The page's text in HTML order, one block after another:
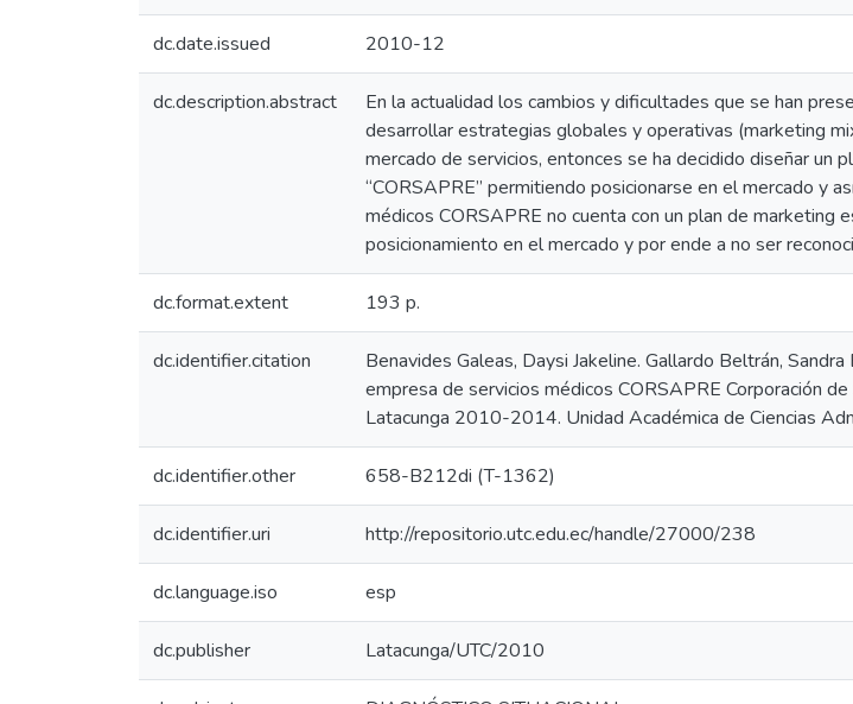
dc.date.issued 2010-12
dc.description.abstract
En la actualidad los cambios y dificultades que se han
desarrollar estrategias globales y operativas (marketing
mercado de servicios, entonces se ha decidido diseñar un
“CORSAPRE” permitiendo posicionarse en el mercado y
médicos CORSAPRE no cuenta con un plan de marketing
posicionamiento en el mercado y por ende a no ser
dc.format.extent 193 p.
dc.identifier.citation
Benavides Galeas, Daysi Jakeline. Gallardo Beltrán,
empresa de servicios médicos CORSAPRE Corporación
Latacunga 2010-2014. Unidad Académica de Ciencias
dc.identifier.other 658-B212di (T-1362)
dc.identifier.uri http://repositorio.utc.edu.ec/handle/27000/238
dc.language.iso esp
dc.publisher Latacunga/UTC/2010